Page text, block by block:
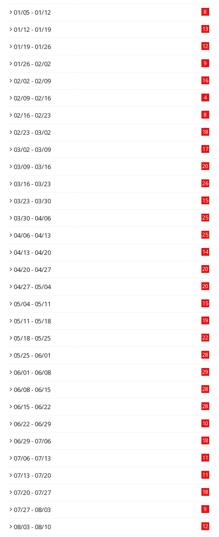
01/05 - 01/12 8
01/12 - 01/19 13
01/19 - 01/26 12
01/26 - 02/02 9
02/02 - 02/09 16
02/09 - 02/16 4
02/16 - 02/23 8
02/23 - 03/02 18
03/02 - 03/09 17
03/09 - 03/16 20
03/16 - 03/23 26
03/23 - 03/30 15
03/30 - 04/06 25
04/06 - 04/13 25
04/13 - 04/20 14
04/20 - 04/27 20
04/27 - 05/04 20
05/04 - 05/11 15
05/11 - 05/18 19
05/18 - 05/25 22
05/25 - 06/01 28
06/01 - 06/08 29
06/08 - 06/15 28
06/15 - 06/22 28
06/22 - 06/29 10
06/29 - 07/06 18
07/06 - 07/13 11
07/13 - 07/20 11
07/20 - 07/27 18
07/27 - 08/03 9
08/03 - 08/10 12